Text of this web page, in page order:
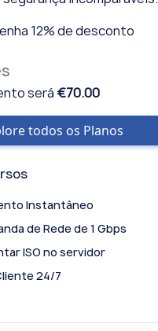
12% de desconto
será €70.00
todos os Planos
Instantâneo
de Rede de 1 Gbps
ISO no servidor
24/7